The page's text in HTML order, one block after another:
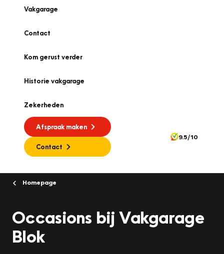
Vakgarage
Contact
Kom gerust verder
Historie vakgarage
Zekerheden
Afspraak maken
Contact
9.5/10
Homepage
Occasions bij Vakgarage
Blok